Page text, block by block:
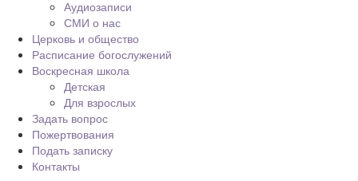
Аудиозаписи
СМИ о нас
Церковь и общество
Расписание богослужений
Воскресная школа
Детская
Для взрослых
Задать вопрос
Пожертвования
Подать записку
Контакты